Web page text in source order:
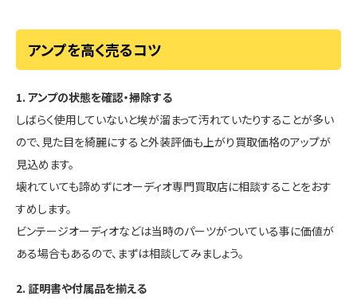
アンプを高く売るコツ
1. アンプの状態を確認・掃除する
しばらく使用していないと埃が溜まって汚れていたりすることが多い
ので、見た目を綺麗にすると外装評価も上がり買取価格のアップが
見込めます。
壊れていても諦めずにオーディオ専門買取店に相談することをおす
すめします。
ビンテージオーディオなどは当時のパーツがついている事に価値が
ある場合もあるので、まずは相談してみましょう。
2. 証明書や付属品を揃える